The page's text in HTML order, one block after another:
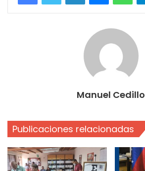
Manuel Cedillo
Publicaciones relacionadas